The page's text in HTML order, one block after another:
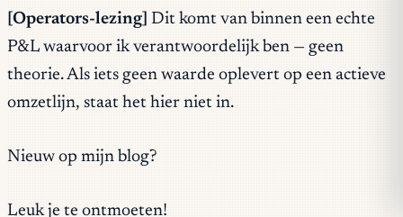
[Operators-lezing] Dit komt van binnen een echte
P&L waarvoor ik verantwoordelijk ben — geen
theorie. Als iets geen waarde oplevert op een actieve
omzetlijn, staat het hier niet in.
Nieuw op mijn blog?
Leuk je te ontmoeten!